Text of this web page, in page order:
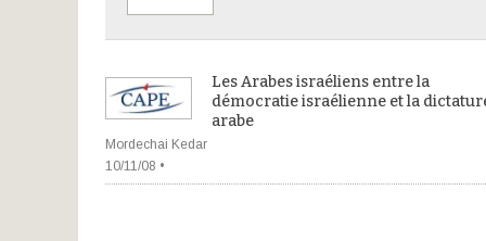
Les Arabes israéliens entre la
démocratie israélienne et la
arabe
Mordechai Kedar
10/11/08 •